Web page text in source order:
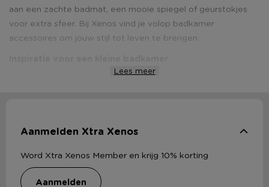
aan een zachte badmat, een mooie spiegel of geurstokjes
voor extra sfeer. Bij Xenos vind je volop badkamer
accessoires om jouw stijl tot leven te brengen.
ruimtelijk effect te creëren. Hang een stijlvolle spiegel op en
voeg een decoratief plankje boven het toilet toe voor extra
sfeer. Zo voelt jouw kleine badkamer al snel groots aan!
Lees meer
Aanmelden Xtra Xenos
Word Xtra Xenos Member en krijg 10% korting
aanmelden